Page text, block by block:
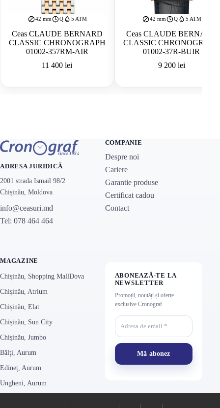
42 mm Q 5 ATM
Ceas CLAUDE BERNARD
CLASSIC CHRONOGRAPH
01002-357RM-AIR
11 400lei
42 mm Q 5 ATM
Ceas CLAUDE BERNARD
CLASSIC CHRONOGRAPH
01002-37R-BUIR
9 200 lei
ADRESA JURIDICĂ
2001 strada Ismail 98/2
Chișinău, Moldova
info@ceasuri.md
Tel: 078 464 464
COMPANIE
Despre noi
Cariere
Garantie produse
Certificat cadou
Contact
MAGAZINE
Chișinău, Shopping MallDova
Chișinău, Atrium
Chișinău, Elat
Chișinău, Sun City
Chișinău, Jumbo
Bălți, Aurum
Edineț, Aurum
Ungheni, Aurum
ABONEAZĂ-TE LA
NEWSLETTER
Promoții, noutăți și oferte
exclusive Cronograf